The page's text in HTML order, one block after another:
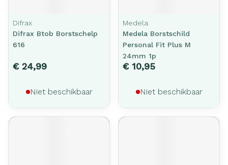
Difrax
Difrax Btob Borstschelp
616
€ 24,99
Niet beschikbaar
Medela
Medela Borstschild
Personal Fit Plus M
24mm 1p
€ 10,95
Niet beschikbaar